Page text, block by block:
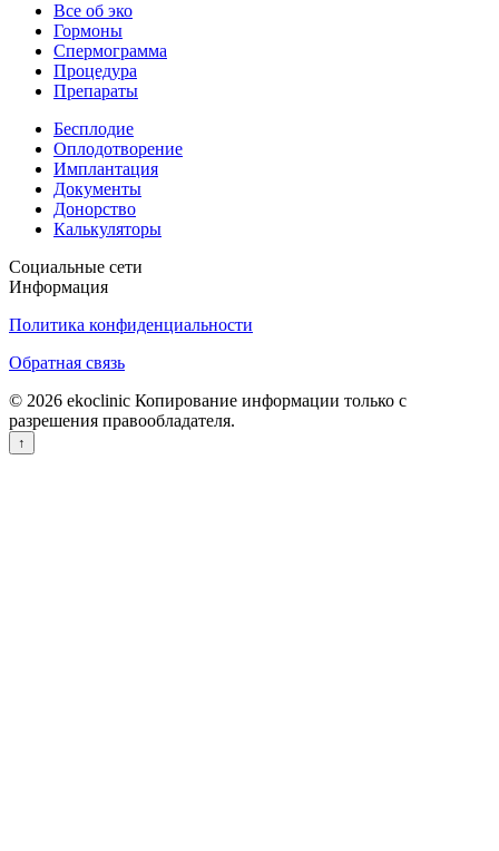
Все об эко
Гормоны
Спермограмма
Процедура
Препараты
Бесплодие
Оплодотворение
Имплантация
Документы
Донорство
Калькуляторы
Социальные сети
Информация
Политика конфиденциальности
Обратная связь
© 2026 ekoclinic Копирование информации только с
разрешения правообладателя.